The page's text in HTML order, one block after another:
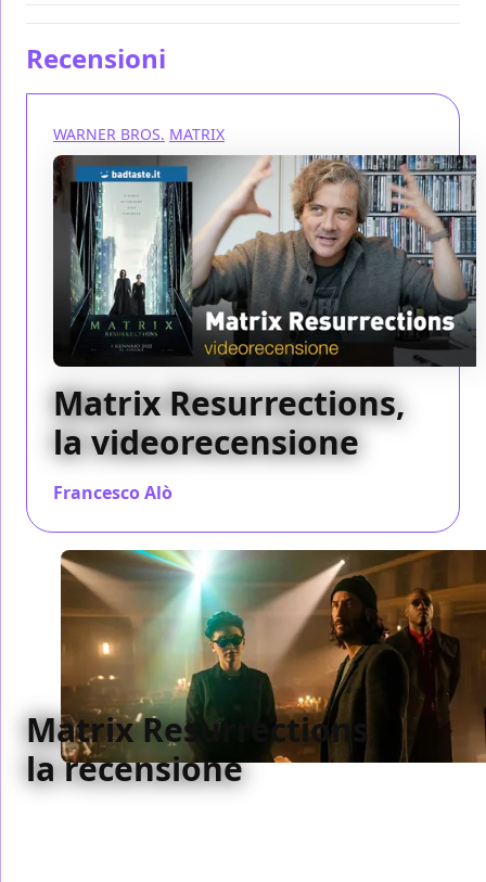
Recensioni
WARNER BROS. MATRIX
Matrix Resurrections,
la videorecensione
Francesco Alò
Matrix Resurrections,
la recensione